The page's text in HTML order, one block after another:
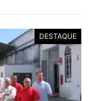
DESTAQUE